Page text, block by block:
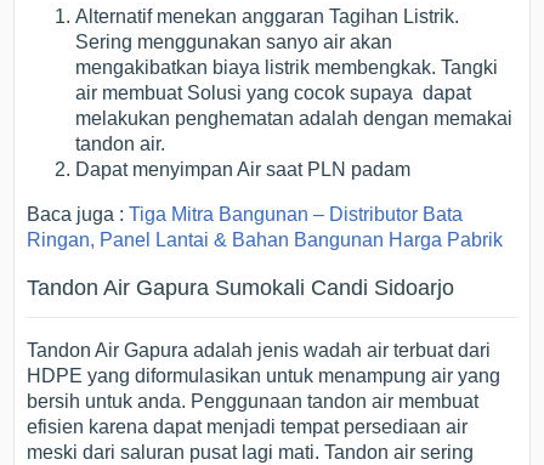
Alternatif menekan anggaran Tagihan Listrik.
Sering menggunakan sanyo air akan
mengakibatkan biaya listrik membengkak. Tangki
air membuat Solusi yang cocok supaya dapat
melakukan penghematan adalah dengan memakai
tandon air.
Dapat menyimpan Air saat PLN padam
Baca juga :Tiga Mitra Bangunan – Distributor Bata
Ringan, Panel Lantai & Bahan Bangunan Harga Pabrik
Tandon Air Gapura Sumokali Candi Sidoarjo
Tandon Air Gapura adalah jenis wadah air terbuat dari
HDPE yang diformulasikan untuk menampung air yang
bersih untuk anda. Penggunaan tandon air membuat
efisien karena dapat menjadi tempat persediaan air
meski dari saluran pusat lagi mati. Tandon air sering